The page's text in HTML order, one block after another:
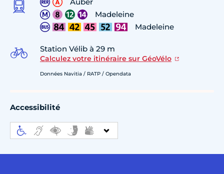
Madeleine
Madeleine
Station Vélib à 29 m
Calculez votre itinéraire sur GéoVélo
Données Navitia / RATP / Opendata
Accessibilité